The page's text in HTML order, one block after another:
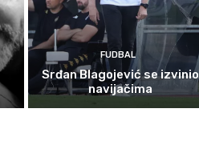
FUDBAL
Srđan Blagojević se izvinio
navijačima